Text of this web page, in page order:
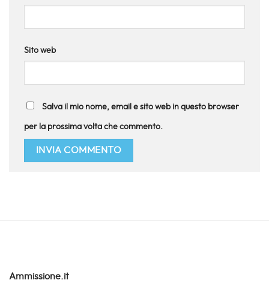
Sito web
Salva il mio nome, email e sito web in questo browser
per la prossima volta che commento.
Ammissione.it